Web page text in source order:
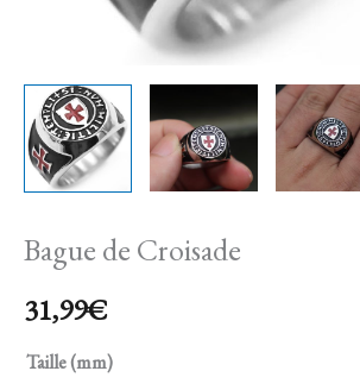
Bague de Croisade
31,99€
Taille (mm)